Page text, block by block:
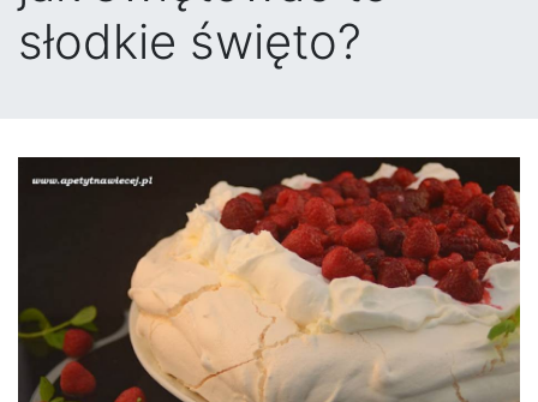
słodkie święto?